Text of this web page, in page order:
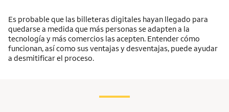
Es probable que las billeteras digitales hayan llegado para
quedarse a medida que más personas se adapten a la
tecnología y más comercios las acepten. Entender cómo
funcionan, así como sus ventajas y desventajas, puede ayudar
a desmitificar el proceso.